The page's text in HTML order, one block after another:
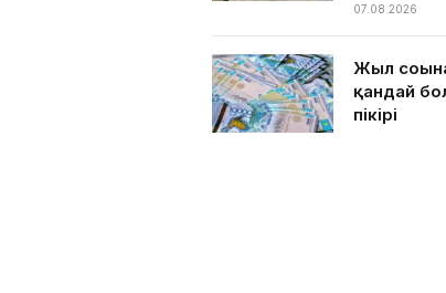
07.08.2026
Жыл
қандай
пікірі